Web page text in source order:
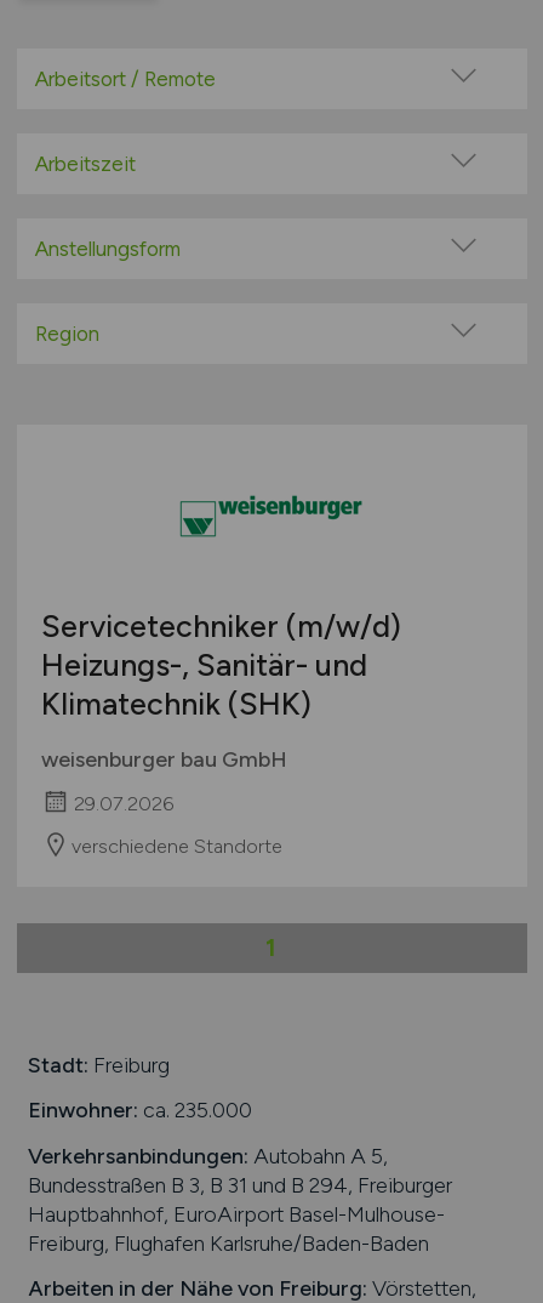
Arbeitsort / Remote
Home-Office möglich / Hybrid
Remote aus dem Ausland möglich
Arbeitszeit
Teilzeit
Anstellungsform
befristete Anstellung
geringfügige Beschäftigung / Minijob
Berufseinstieg / Trainee
Studentenjobs / Werkstudenten
Ausbildung / Studium
Praktikum
Region
Mecklenburg-Vorpommern
Niedersachsen
Nordrhein-Westfalen
Saarland
Sachsen
Sachsen-Anhalt
Österreich
International
Servicetechniker (m/w/d)
Heizungs-, Sanitär- und
Klimatechnik (SHK)
weisenburger bau GmbH
29.07.2026
verschiedene Standorte
1
Stadt: Freiburg
Einwohner: ca. 235.000
Verkehrsanbindungen: Autobahn A 5,
Bundesstraßen B 3, B 31 und B 294, Freiburger
Hauptbahnhof, EuroAirport Basel-Mulhouse-
Freiburg, Flughafen Karlsruhe/Baden-Baden
Arbeiten in der Nähe von Freiburg: Vörstetten,